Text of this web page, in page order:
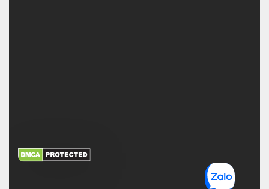
XEM THÊM